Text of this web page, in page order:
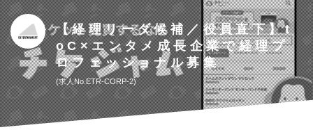
【経理リーダ候補／役員直下】t
oC×エンタメ成長企業で経理プ
ロフェッショナル募集
求人No.ETR-CORP-2